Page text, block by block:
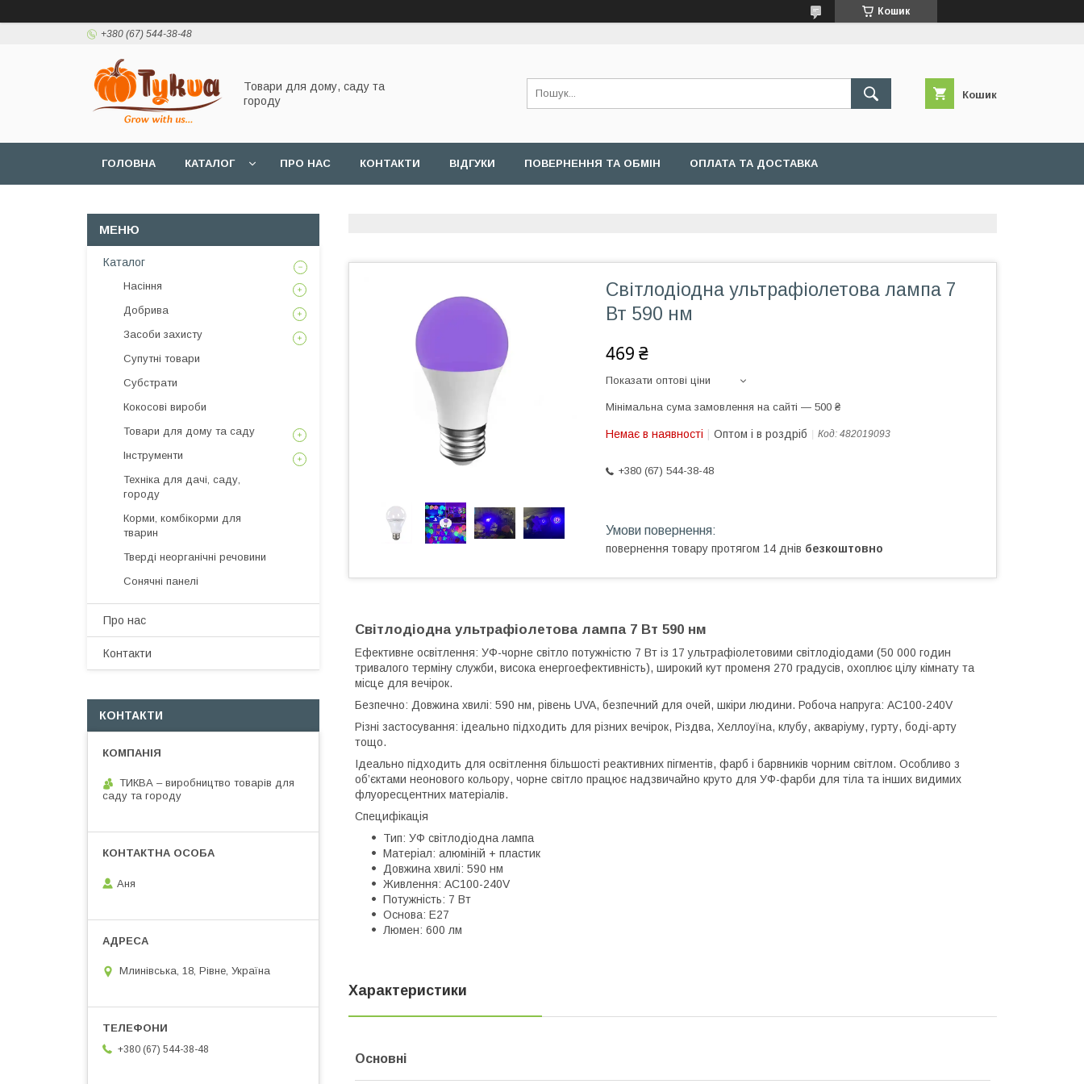
Кошик
+380 (67) 544-38-48
Товари для дому, саду та
городу
Кошик
ГОЛОВНА КАТАЛОГ ПРО НАС КОНТАКТИ ВІДГУКИ ПОВЕРНЕННЯ ТА ОБМІН ОПЛАТА ТА ДОСТАВКА
Світлодіодна ультрафіолетова лампа 7
Вт 590 нм
469 ₴
Показати оптові ціни
Мінімальна сума замовлення на сайті — 500 ₴
Немає в наявності Оптом і в роздріб Код: 482019093
+380 (67) 544-38-48
повернення товару протягом 14 днів безкоштовно
Світлодіодна ультрафіолетова лампа 7 Вт 590 нм
Ефективне освітлення: УФ-чорне світло потужністю 7 Вт із 17 ультрафіолетовими світлодіодами (50 000 годин
тривалого терміну служби, висока енергоефективність), широкий кут променя 270 градусів, охоплює цілу кімнату та
місце для вечірок.
Безпечно: Довжина хвилі: 590 нм, рівень UVA, безпечний для очей, шкіри людини. Робоча напруга: AC100-240V
Різні застосування: ідеально підходить для різних вечірок, Різдва, Хеллоуїна, клубу, акваріуму, гурту, боді-арту
тощо.
Ідеально підходить для освітлення більшості реактивних пігментів, фарб і барвників чорним світлом. Особливо з
об’єктами неонового кольору, чорне світло працює надзвичайно круто для УФ-фарби для тіла та інших видимих ​​
флуоресцентних матеріалів.
Специфікація
Тип: УФ світлодіодна лампа
Матеріал: алюміній + пластик
Довжина хвилі: 590 нм
Живлення: AC100-240V
Потужність: 7 Вт
Основа: E27
Люмен: 600 лм
Характеристики
Основні
Каталог
Насіння
Добрива
Засоби захисту
Супутні товари
Субстрати
Кокосові вироби
Товари для дому та саду
Інструменти
Техніка для дачі, саду,
городу
Корми, комбікорми для
тварин
Тверді неорганічні речовини
Сонячні панелі
Про нас
Контакти
КОНТАКТИ
ТИКВА – виробництво товарів для
саду та городу
Аня
Млинівська, 18, Рівне, Україна
+380 (67) 544-38-48